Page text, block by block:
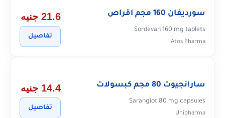
سورديفان 160 مجم اقراص
Sordevan 160 mg tablets
Atos Pharma
21.6 جنيه
تفاصيل
سارانجيوت 80 مجم كبسولات
Sarangiot 80 mg capsules
Unipharma
14.4 جنيه
تفاصيل